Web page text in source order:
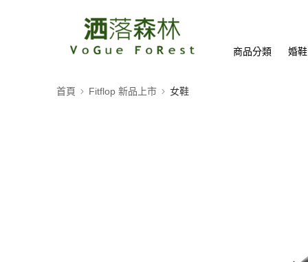
商品分類 婚
首頁 Fitflop 新品上市 女鞋